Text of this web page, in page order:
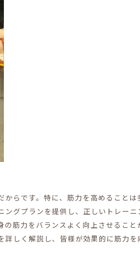
らです。特に、筋力を高めることは
グプランを提供し、正しいトレーニ
筋力をバランスよく向上させること
しく解説し、皆様が効果的に筋力を